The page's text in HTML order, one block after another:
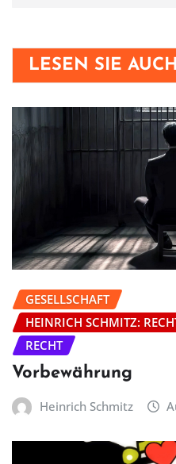
LESEN SIE AUCH
GESELLSCHAFT
HEINRICH SCHMITZ:
RECHT
Vorbewährung
Heinrich Schmitz